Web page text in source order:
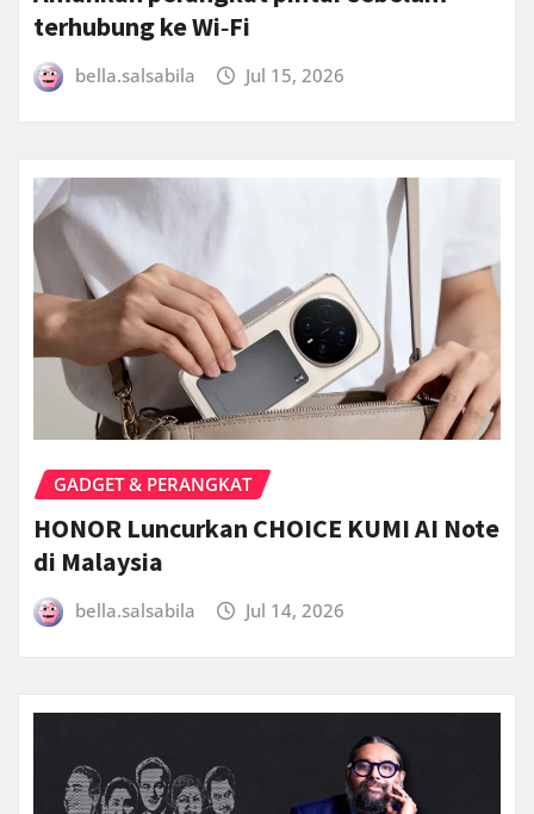
terhubung ke Wi‑Fi
bella.salsabila Jul 15, 2026
GADGET & PERANGKAT
HONOR Luncurkan CHOICE KUMI AI Note
di Malaysia
bella.salsabila Jul 14, 2026